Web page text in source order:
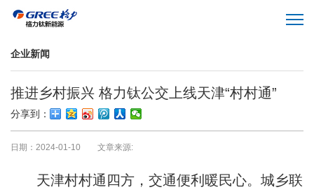
企业新闻
推进乡村振兴 格力钛公交上线天津“村村通”
分享到：
日期：2024-01-10 文章来源:
天津村村通四方，交通便利暖民心。城乡联